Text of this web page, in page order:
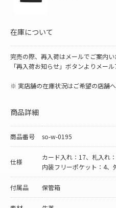
在庫について
完売の際、再入荷はメールでご案内い
「再入荷お知らせ」ボタンよりメー
※ 実店舗の在庫状況はご希望の店舗
商品詳細
商品番号 so-w-0195
仕様
カード入れ：17、札入れ
内装フリーポケット：4、
付属品 保管箱